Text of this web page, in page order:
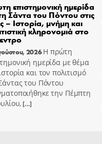
επιστημονική ημερίδα
Σάντα του Πόντου στις
– Ιστορία, μνήμη και
κληρονομιά στο
2026 Η πρώτη
ημερίδα με θέμα
και τον πολιτισμό
του Πόντου
την Πέμπτη
[…]